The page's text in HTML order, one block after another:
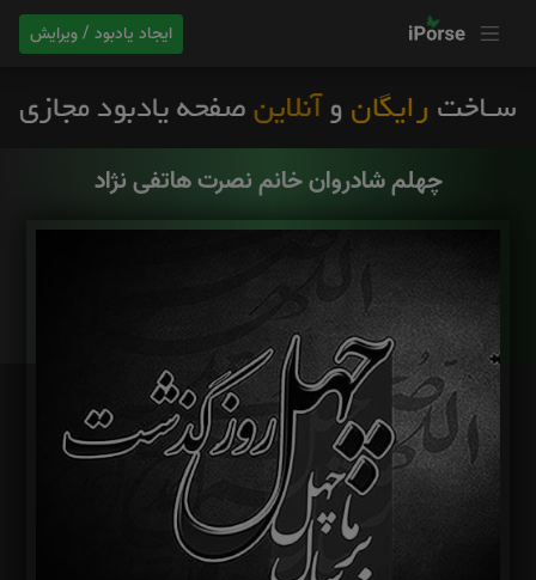
ایجاد یادبود / ویرایش
چهلم شادروان خانم نصرت هاتفی نژاد